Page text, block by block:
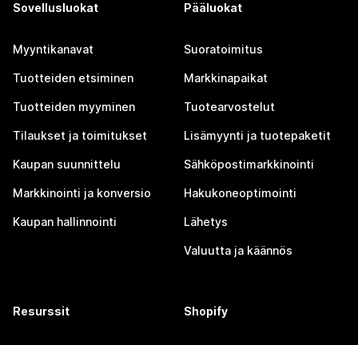
Sovellusluokat
Myyntikanavat
Tuotteiden etsiminen
Tuotteiden myyminen
Tilaukset ja toimitukset
Kaupan suunnittelu
Markkinointi ja konversio
Kaupan hallinnointi
Pääluokat
Suoratoimitus
Markkinapaikat
Tuotearvostelut
Lisämyynti ja tuotepaketit
Sähköpostimarkkinointi
Hakukoneoptimointi
Lähetys
Valuutta ja käännös
Resurssit Shopify